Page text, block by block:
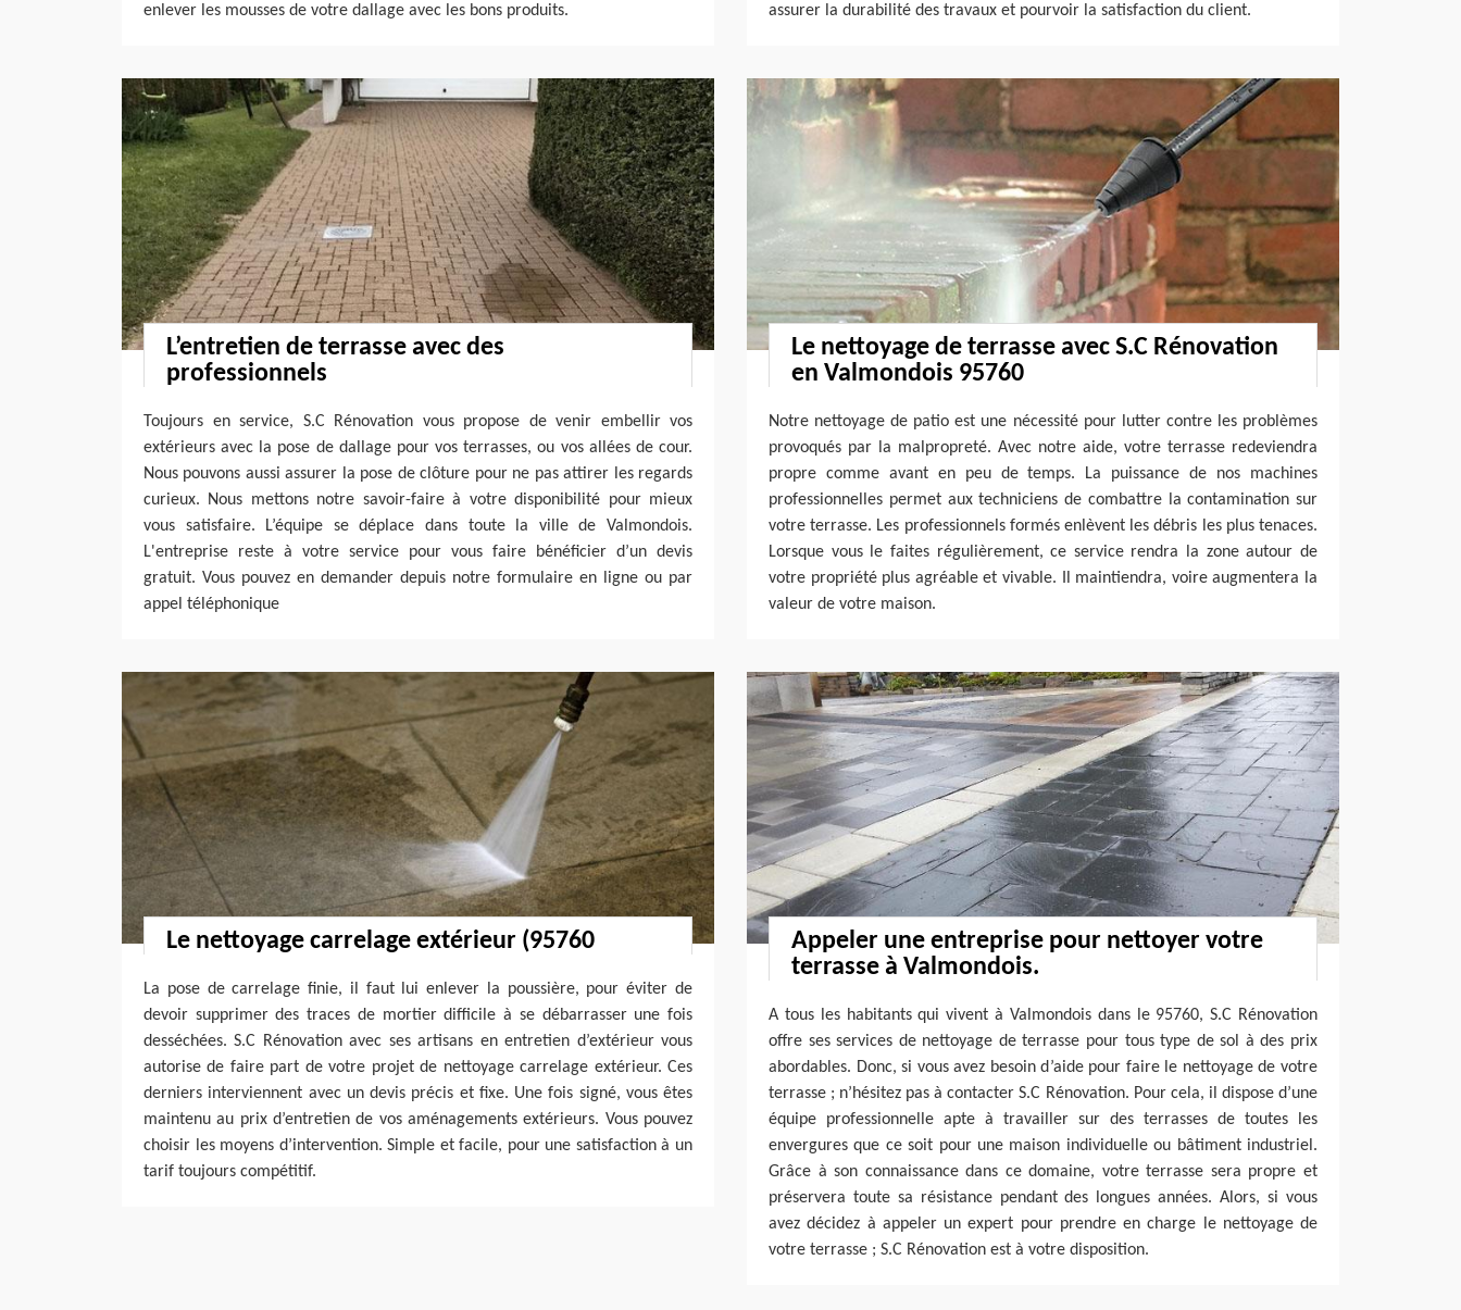
enlever les mousses de votre dallage avec les bons produits.
assurer la durabilité des travaux et pourvoir la satisfaction du client.
L’entretien de terrasse avec des
professionnels
Toujours en service, S.C Rénovation vous propose de venir embellir vos
extérieurs avec la pose de dallage pour vos terrasses, ou vos allées de cour.
Nous pouvons aussi assurer la pose de clôture pour ne pas attirer les regards
curieux. Nous mettons notre savoir-faire à votre disponibilité pour mieux
vous satisfaire. L’équipe se déplace dans toute la ville de Valmondois.
L'entreprise reste à votre service pour vous faire bénéficier d’un devis
gratuit. Vous pouvez en demander depuis notre formulaire en ligne ou par
appel téléphonique
Le nettoyage de terrasse avec S.C Rénovation
en Valmondois 95760
Notre nettoyage de patio est une nécessité pour lutter contre les problèmes
provoqués par la malpropreté. Avec notre aide, votre terrasse redeviendra
propre comme avant en peu de temps. La puissance de nos machines
professionnelles permet aux techniciens de combattre la contamination sur
votre terrasse. Les professionnels formés enlèvent les débris les plus tenaces.
Lorsque vous le faites régulièrement, ce service rendra la zone autour de
votre propriété plus agréable et vivable. Il maintiendra, voire augmentera la
valeur de votre maison.
Le nettoyage carrelage extérieur (95760
La pose de carrelage finie, il faut lui enlever la poussière, pour éviter de
devoir supprimer des traces de mortier difficile à se débarrasser une fois
desséchées. S.C Rénovation avec ses artisans en entretien d’extérieur vous
autorise de faire part de votre projet de nettoyage carrelage extérieur. Ces
derniers interviennent avec un devis précis et fixe. Une fois signé, vous êtes
maintenu au prix d’entretien de vos aménagements extérieurs. Vous pouvez
choisir les moyens d’intervention. Simple et facile, pour une satisfaction à un
tarif toujours compétitif.
Appeler une entreprise pour nettoyer votre
terrasse à Valmondois.
A tous les habitants qui vivent à Valmondois dans le 95760, S.C Rénovation
offre ses services de nettoyage de terrasse pour tous type de sol à des prix
abordables. Donc, si vous avez besoin d’aide pour faire le nettoyage de votre
terrasse ; n’hésitez pas à contacter S.C Rénovation. Pour cela, il dispose d’une
équipe professionnelle apte à travailler sur des terrasses de toutes les
envergures que ce soit pour une maison individuelle ou bâtiment industriel.
Grâce à son connaissance dans ce domaine, votre terrasse sera propre et
préservera toute sa résistance pendant des longues années. Alors, si vous
avez décidez à appeler un expert pour prendre en charge le nettoyage de
votre terrasse ; S.C Rénovation est à votre disposition.